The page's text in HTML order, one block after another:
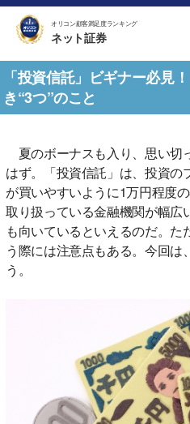
オリコン顧客満足度ランキング
ネット証券
「投資信託」ビギナー必
き“3つ”のこと
夏のボーナスも入り、思い切
はず。「投資信託」は、投資の
が買いやすいように1万円程度
取り扱っている金融機関が幅広
も向いているといえるのだ。
う際には注意点もある。今回は
う。